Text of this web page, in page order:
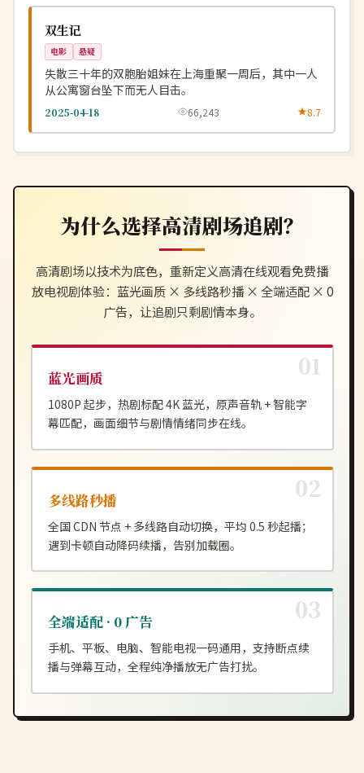
中国
双生记
电影 悬疑
失散三十年的双胞胎姐妹在上海重聚一周后，其中一人
从公寓窗台坠下而无人目击。
2025-04-18 66,243 8.7
为什么选择高清剧场追剧？
高清剧场以技术为底色，重新定义高清在线观看免费播
放电视剧体验：蓝光画质 × 多线路秒播 × 全端适配 × 0
广告，让追剧只剩剧情本身。
蓝光画质
1080P 起步，热剧标配 4K 蓝光，原声音轨 + 智能字
幕匹配，画面细节与剧情情绪同步在线。
多线路秒播
全国 CDN 节点 + 多线路自动切换，平均 0.5 秒起播；
遇到卡顿自动降码续播，告别加载圈。
全端适配 · 0 广告
手机、平板、电脑、智能电视一码通用，支持断点续
播与弹幕互动，全程纯净播放无广告打扰。